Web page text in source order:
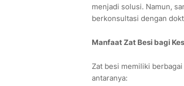
menjadi solusi. Namun,
berkonsultasi dengan
Manfaat Zat Besi bagi
Zat besi memiliki
antaranya: